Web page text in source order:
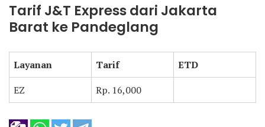
Tarif J&T Express dari Jakarta
Barat ke Pandeglang
Layanan Tarif
ETD
EZ
Rp. 16,000